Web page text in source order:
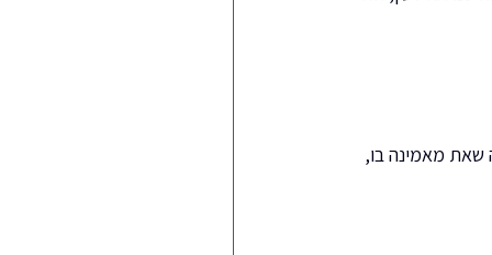
שאת מאמינה בו,